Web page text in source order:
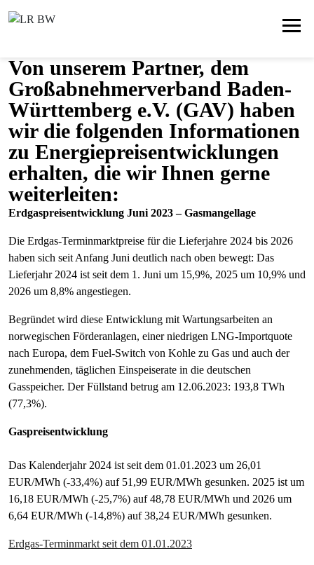
Von unserem Partner, dem
Großabnehmerverband Baden-
Württemberg e.V. (GAV) haben
wir die folgenden Informationen
zu Energiepreisentwicklungen
erhalten, die wir Ihnen gerne
weiterleiten:
Erdgaspreisentwicklung Juni 2023 – Gasmangellage
Die Erdgas-Terminmarktpreise für die Lieferjahre 2024 bis 2026
haben sich seit Anfang Juni deutlich nach oben bewegt: Das
Lieferjahr 2024 ist seit dem 1. Juni um 15,9%, 2025 um 10,9% und
2026 um 8,8% angestiegen.
Begründet wird diese Entwicklung mit Wartungsarbeiten an
norwegischen Förderanlagen, einer niedrigen LNG-Importquote
nach Europa, dem Fuel-Switch von Kohle zu Gas und auch der
zunehmenden, täglichen Einspeiserate in die deutschen
Gasspeicher. Der Füllstand betrug am 12.06.2023: 193,8 TWh
(77,3%).
Gaspreisentwicklung
Das Kalenderjahr 2024 ist seit dem 01.01.2023 um 26,01
EUR/MWh (-33,4%) auf 51,99 EUR/MWh gesunken. 2025 ist um
16,18 EUR/MWh (-25,7%) auf 48,78 EUR/MWh und 2026 um
6,64 EUR/MWh (-14,8%) auf 38,24 EUR/MWh gesunken.
Erdgas-Terminmarkt seit dem 01.01.2023